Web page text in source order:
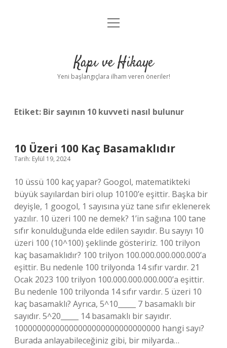
Anasayfa
Yasal Uyarı
menüyü
Kapı ve Hikaye
Yeni başlangıçlara ilham veren öneriler!
Etiket: Bir sayının 10 kuvveti nasıl bulunur
10 Üzeri 100 Kaç Basamaklıdır
Tarih: Eylül 19, 2024
10 üssü 100 kaç yapar? Googol, matematikteki
büyük sayılardan biri olup 10100’e eşittir. Başka bir
deyişle, 1 googol, 1 sayısına yüz tane sıfır eklenerek
yazılır. 10 üzeri 100 ne demek? 1’in sağına 100 tane
sıfır konulduğunda elde edilen sayıdır. Bu sayıyı 10
üzeri 100 (10^100) şeklinde gösteririz. 100 trilyon
kaç basamaklıdır? 100 trilyon 100.000.000.000.000’a
eşittir. Bu nedenle 100 trilyonda 14 sıfır vardır. 21
Ocak 2023 100 trilyon 100.000.000.000.000’a eşittir.
Bu nedenle 100 trilyonda 14 sıfır vardır. 5 üzeri 10
kaç basamaklı? Ayrıca, 5^10_____ 7 basamaklı bir
sayıdır. 5^20_____ 14 basamaklı bir sayıdır.
10000000000000000000000000000000 hangi sayı?
Burada anlayabileceğiniz gibi, bir milyarda…